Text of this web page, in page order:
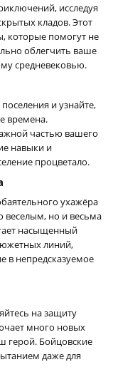
исследуя
кладов. Этот
которые помогут не
облегчить ваше
средневековью.
и узнайте,
времена.
частью вашего
навыки и
процветало.
ухажёра
веселым, но и весьма
насыщенный
линий,
в непредсказуемое
на защиту
много новых
герой. Бойцовские
даже для